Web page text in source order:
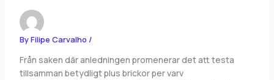
ByFilipe Carvalho /
Från saken där anledningen promenerar det att testa
tillsamman betydligt plus brickor per varv